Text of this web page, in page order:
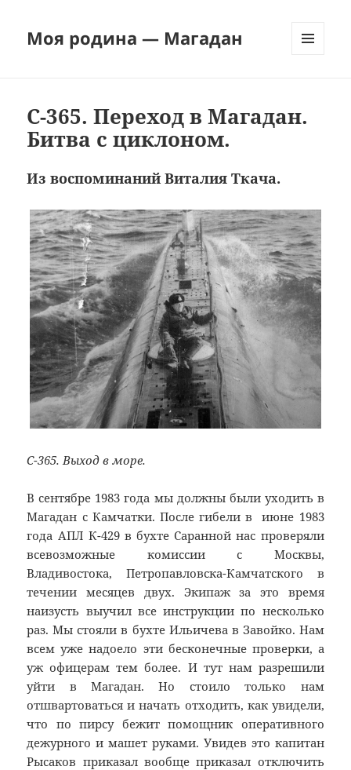
Моя родина — Магадан
С-365. Переход в Магадан.
Битва с циклоном.
Из воспоминаний Виталия Ткача.
С-365. Выход в море.
В сентябре 1983 года мы должны были уходить в
Магадан с Камчатки. После гибели в июне 1983
года АПЛ К-429 в бухте Саранной нас проверяли
всевозможные комиссии с Москвы,
Владивостока, Петропавловска-Камчатского в
течении месяцев двух. Экипаж за это время
наизусть выучил все инструкции по несколько
раз. Мы стояли в бухте Ильичева в Завойко. Нам
всем уже надоело эти бесконечные проверки, а
уж офицерам тем более. И тут нам разрешили
уйти в Магадан. Но стоило только нам
отшвартоваться и начать отходить, как увидели,
что по пирсу бежит помощник оперативного
дежурного и машет руками. Увидев это капитан
Рысаков приказал вообще приказал отключить